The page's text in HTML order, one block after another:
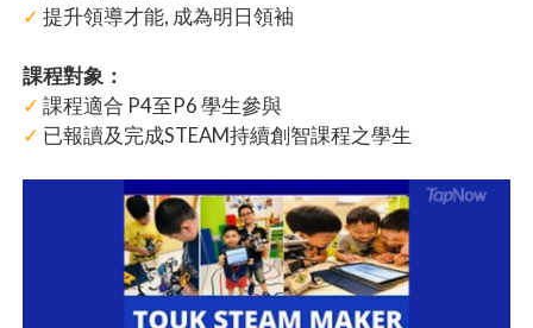
✓ 提升領導才能, 成為明日領袖
課程對象：
✓ 課程適合 P4至P6 學生參與
✓ 已報讀及完成STEAM持續創智課程之學生